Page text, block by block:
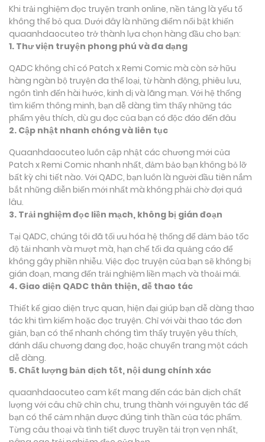
Khi trải nghiệm đọc truyện tranh online, nền tảng là yếu tố
không thể bỏ qua. Dưới đây là những điểm nổi bật khiến
quaanhdaocuteo trở thành lựa chọn hàng đầu cho bạn:
1. Thư viện truyện phong phú và đa dạng
QADC không chỉ có Patch x Remi Comic mà còn sở hữu
hàng ngàn bộ truyện đa thể loại, từ hành động, phiêu lưu,
ngôn tình đến hài hước, kinh dị và lãng mạn. Với hệ thống
tìm kiếm thông minh, bạn dễ dàng tìm thấy những tác
phẩm yêu thích, dù gu đọc của bạn có độc đáo đến đâu
2. Cập nhật nhanh chóng và liên tục
Quaanhdaocuteo luôn cập nhật các chương mới của
Patch x Remi Comic nhanh nhất, đảm bảo bạn không bỏ lỡ
bất kỳ chi tiết nào. Với QADC, bạn luôn là người đầu tiên nắm
bắt những diễn biến mới nhất mà không phải chờ đợi quá
lâu.
3. Trải nghiệm đọc liền mạch, không bị gián đoạn
Tại QADC, chúng tôi đã tối ưu hóa hệ thống để đảm bảo tốc
độ tải nhanh và mượt mà, hạn chế tối đa quảng cáo để
không gây phiền nhiễu. Việc đọc truyện của bạn sẽ không bị
gián đoạn, mang đến trải nghiệm liền mạch và thoải mái.
4. Giao diện QADC thân thiện, dễ thao tác
Thiết kế giao diện trực quan, hiện đại giúp bạn dễ dàng thao
tác khi tìm kiếm hoặc đọc truyện. Chỉ với vài thao tác đơn
giản, bạn có thể nhanh chóng tìm thấy truyện yêu thích,
đánh dấu chương đang đọc, hoặc chuyển trang một cách
dễ dàng.
5. Chất lượng bản dịch tốt, nội dung chính xác
quaanhdaocuteo cam kết mang đến các bản dịch chất
lượng với câu chữ chỉn chu, trung thành với nguyên tác để
bạn có thể cảm nhận được đúng tinh thần của tác phẩm.
Từng câu thoại và tình tiết được truyền tải trọn vẹn nhất,